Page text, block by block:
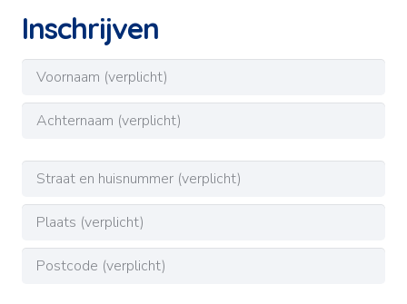
Inschrijven
Naam
Voornaam
Adres
Straat
huisnummer
Woonplaats